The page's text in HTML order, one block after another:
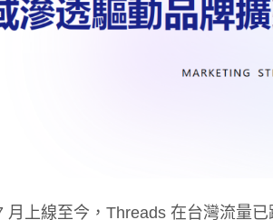
月上線至今，Threads 在台灣流量已